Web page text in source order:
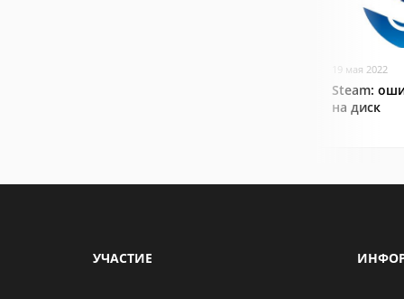
19 мая 2022
Steam:
на диск
УЧАСТИЕ